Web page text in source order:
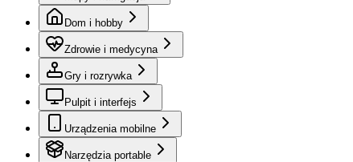
Dom i hobby
Zdrowie i medycyna
Gry i rozrywka
Pulpit i interfejs
Urządzenia mobilne
Narzędzia portable